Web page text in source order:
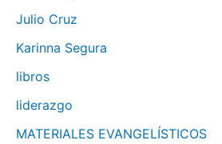
Julio Cruz
Karinna Segura
libros
liderazgo
MATERIALES EVANGELÍSTICOS